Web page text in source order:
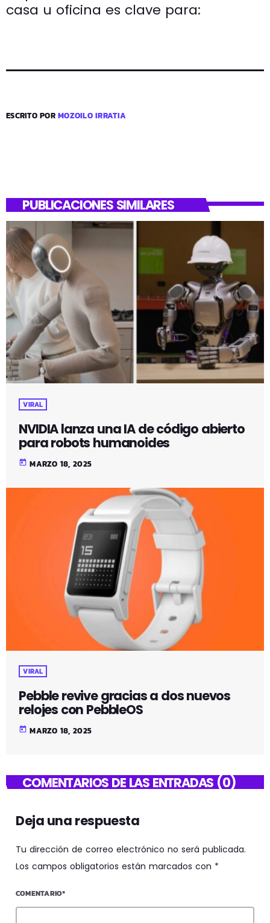
casa u oficina es clave para:
ESCRITO PORMOZOILO IRRATIA
PUBLICACIONES SIMILARES
VIRAL
NVIDIA lanza una IA de código abierto
para robots humanoides
today MARZO 18, 2025
VIRAL
Pebble revive gracias a dos nuevos
relojes con PebbleOS
today MARZO 18, 2025
COMENTARIOS DE LAS ENTRADAS (0)
Deja una respuesta
Tu dirección de correo electrónico no será publicada.
Los campos obligatorios están marcados con *
COMENTARIO*